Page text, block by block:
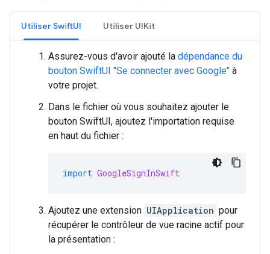
Utiliser SwiftUI Utiliser UIKit
Assurez-vous d'avoir ajouté la dépendance du
bouton SwiftUI "Se connecter avec Google" à
votre projet.
Dans le fichier où vous souhaitez ajouter le
bouton SwiftUI, ajoutez l'importation requise
en haut du fichier :
import GoogleSignInSwift
Ajoutez une extension UIApplication pour
récupérer le contrôleur de vue racine actif pour
la présentation :